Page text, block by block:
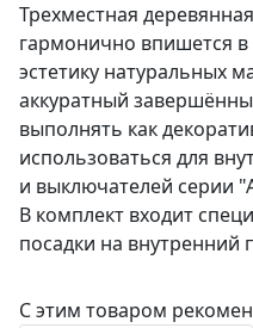
Трехместная
гармонично впишется
эстетику натуральных
аккуратный
выполнять как
использоваться для
и выключателей серии
В комплект входит
посадки на внутренний
С этим товаром